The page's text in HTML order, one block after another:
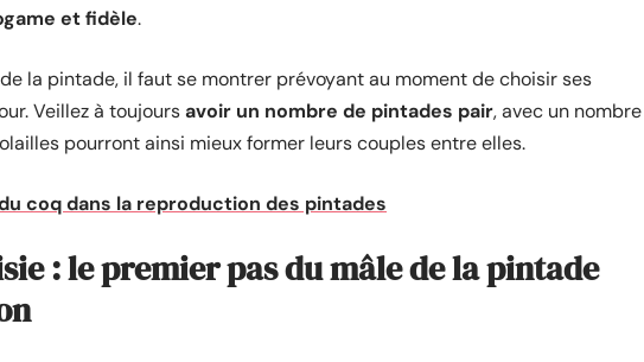
et fidèle.
la pintade, il faut se montrer prévoyant au moment de choisir ses
Veillez à toujoursavoir un nombre de pintades pair, avec un nombre
pourront ainsi mieux former leurs couples entre elles.
coq dans la reproduction des pintades
: le premier pas du mâle de la pintade